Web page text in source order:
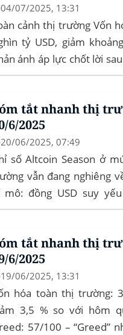
07/2025, 13:31
cảnh thị trường Vốn
tỷ USD, giảm
ánh áp lực chốt lời
Bitcoin
vai trò dẫn dắt khi
tức nổi bật...
tắt nhanh thị
6/2025
06/2025, 07:49
số Altcoin Season ở
vẫn đang nghiêng
mô: đồng USD suy
nhà
như “nơi trú ẩn”
100 triệu USD...
tắt nhanh thị
6/2025
06/2025, 13:31
hóa toàn thị trường:
3,5 % so với hôm
57/100 – “Greed”